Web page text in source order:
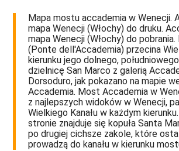
Mapa mostu accademia w Wenecji.
mapa Wenecji (Włochy) do druku.
mapa Wenecji (Włochy) do
(Ponte dell'Accademia) przecina
kierunku jego dolnego,
dzielnicę San Marco z galerią
Dorsoduro, jak pokazano na mapie
Accademia. Most Accademia w
z najlepszych widoków w Wenecji,
Wielkiego Kanału w każdym
stronie znajduje się kopuła Santa
po drugiej cichsze zakole, które
prowadzą do kanału w kierunku